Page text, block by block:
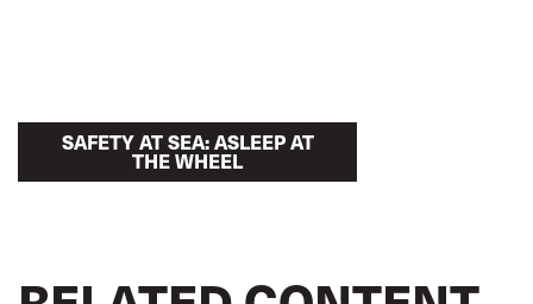
SAFETY AT SEA: ASLEEP AT
THE WHEEL